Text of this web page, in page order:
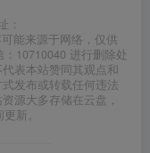
：
能来源于网络，仅供
10710040 进行删除处
表本站赞同其观点和
发布或转载任何违法
源大多存储在云盘，
新。